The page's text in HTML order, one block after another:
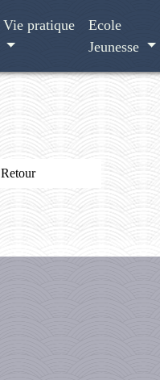
Vie pratique
Ecole
Jeunesse
Retour